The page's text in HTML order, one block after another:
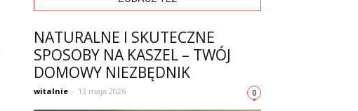
NATURALNE I SKUTECZNE
SPOSOBY NA KASZEL – TWÓJ
DOMOWY NIEZBĘDNIK
witalnie - 13 maja 2026 0